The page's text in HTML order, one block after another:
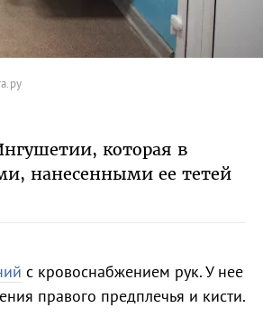
которая в
нанесенными ее тетей
с кровоснабжением рук. У нее
правого предплечья и кисти.